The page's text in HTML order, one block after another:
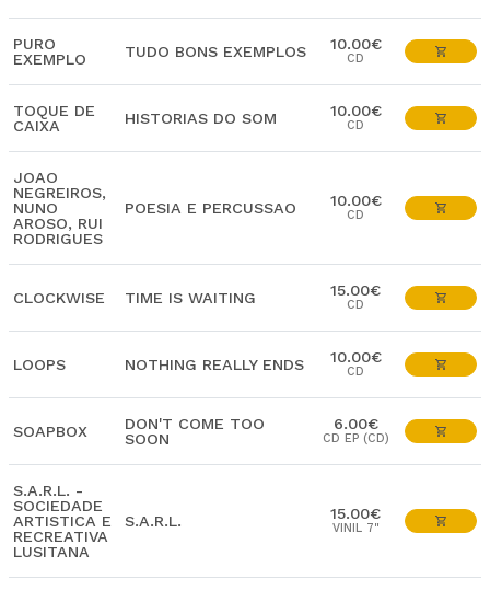
PURO
EXEMPLO
TUDO BONS EXEMPLOS 10.00€
CD
TOQUE DE
CAIXA
HISTORIAS DO SOM 10.00€
CD
JOAO
NEGREIROS,
NUNO
AROSO, RUI
RODRIGUES
POESIA E PERCUSSAO 10.00€
CD
CLOCKWISE TIME IS WAITING 15.00€
CD
LOOPS NOTHING REALLY ENDS 10.00€
CD
SOAPBOX
DON'T COME TOO
SOON
6.00€
CD EP (CD)
S.A.R.L. -
SOCIEDADE
ARTISTICA E
RECREATIVA
LUSITANA
S.A.R.L. 15.00€
VINIL 7"